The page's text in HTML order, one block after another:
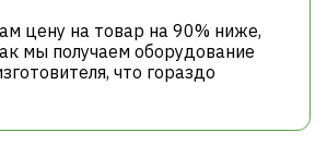
цену на товар на 90% ниже,
мы получаем оборудование
что гораздо